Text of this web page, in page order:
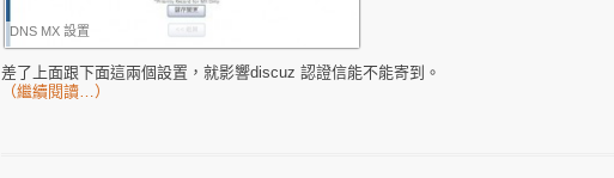
DNS MX 設置
差了上面跟下面這兩個設置，就影響discuz 認證信能不能寄到。
（繼續閱讀…）